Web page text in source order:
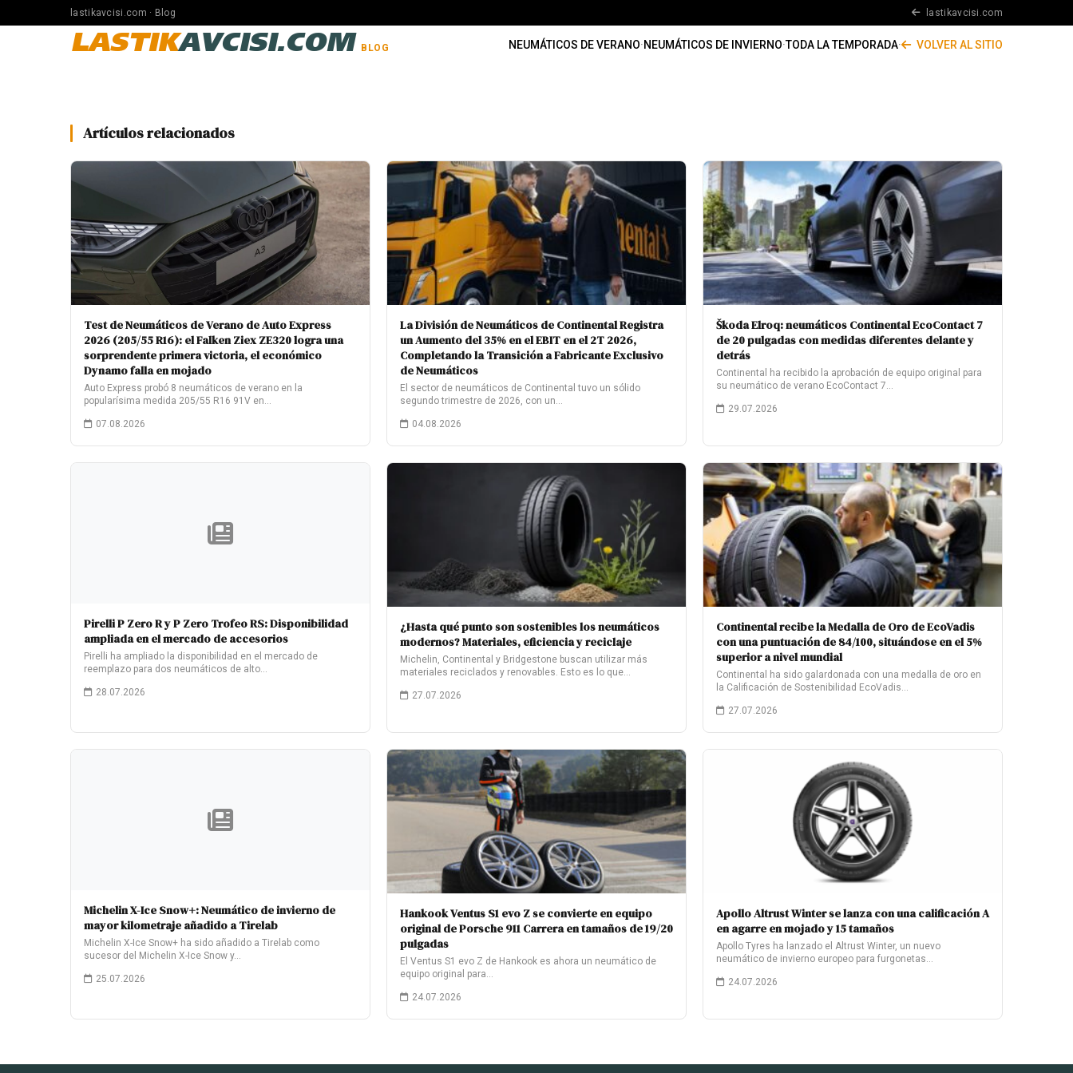
lastikavcisi.com · Blog lastikavcisi.com
LASTIKAVCISI.COM BLOG NEUMÁTICOS DE VERANO·NEUMÁTICOS DE INVIERNO·TODA LA TEMPORADA· VOLVER AL SITIO
Artículos relacionados
Test de Neumáticos de Verano de Auto Express
2026 (205/55 R16): el Falken Ziex ZE320 logra una
sorprendente primera victoria, el económico
Dynamo falla en mojado
Auto Express probó 8 neumáticos de verano en la
popularísima medida 205/55 R16 91V en…
07.08.2026
La División de Neumáticos de Continental Registra
un Aumento del 35% en el EBIT en el 2T 2026,
Completando la Transición a Fabricante Exclusivo
de Neumáticos
El sector de neumáticos de Continental tuvo un sólido
segundo trimestre de 2026, con un…
04.08.2026
Škoda Elroq: neumáticos Continental EcoContact 7
de 20 pulgadas con medidas diferentes delante y
detrás
Continental ha recibido la aprobación de equipo original para
su neumático de verano EcoContact 7…
29.07.2026
Pirelli P Zero R y P Zero Trofeo RS: Disponibilidad
ampliada en el mercado de accesorios
Pirelli ha ampliado la disponibilidad en el mercado de
reemplazo para dos neumáticos de alto…
28.07.2026
¿Hasta qué punto son sostenibles los neumáticos
modernos? Materiales, eficiencia y reciclaje
Michelin, Continental y Bridgestone buscan utilizar más
materiales reciclados y renovables. Esto es lo que…
27.07.2026
Continental recibe la Medalla de Oro de EcoVadis
con una puntuación de 84/100, situándose en el 5%
superior a nivel mundial
Continental ha sido galardonada con una medalla de oro en
la Calificación de Sostenibilidad EcoVadis…
27.07.2026
Michelin X-Ice Snow+: Neumático de invierno de
mayor kilometraje añadido a Tirelab
Michelin X-Ice Snow+ ha sido añadido a Tirelab como
sucesor del Michelin X-Ice Snow y…
25.07.2026
Hankook Ventus S1 evo Z se convierte en equipo
original de Porsche 911 Carrera en tamaños de 19/20
pulgadas
El Ventus S1 evo Z de Hankook es ahora un neumático de
equipo original para…
24.07.2026
Apollo Altrust Winter se lanza con una calificación A
en agarre en mojado y 15 tamaños
Apollo Tyres ha lanzado el Altrust Winter, un nuevo
neumático de invierno europeo para furgonetas…
24.07.2026